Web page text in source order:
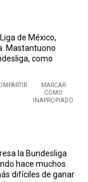
de México,
Mastantuono
como
MARCAR
COMO
INAPROPIADO
la Bundesliga
hace muchos
difíciles de ganar